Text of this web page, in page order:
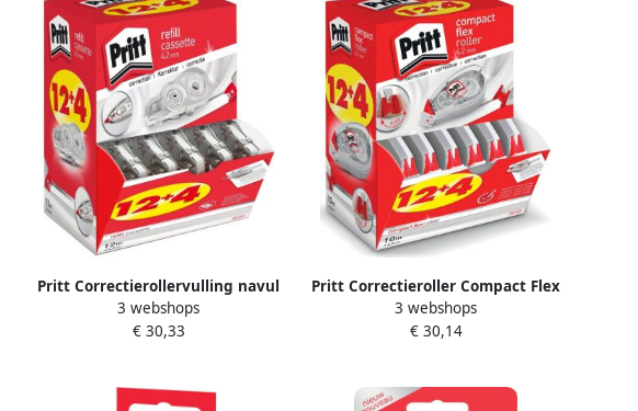
Pritt Correctierollervulling navul
cassette Flex 4.2mmx12m
promopack Ã 12 4 gratis
3 webshops
€ 30,33
Pritt Correctieroller Compact Flex
4.2mmx 10m promo pack Ã 12 4
gratis
3 webshops
€ 30,14